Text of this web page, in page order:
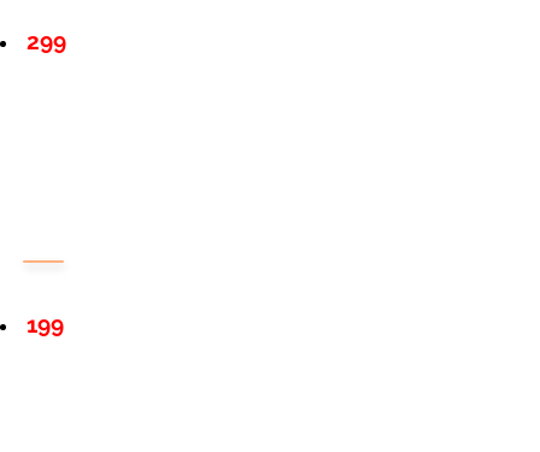
299
199